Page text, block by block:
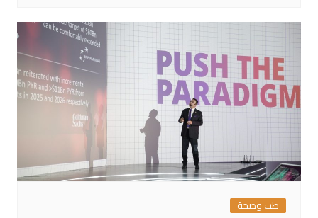
طب وصحة